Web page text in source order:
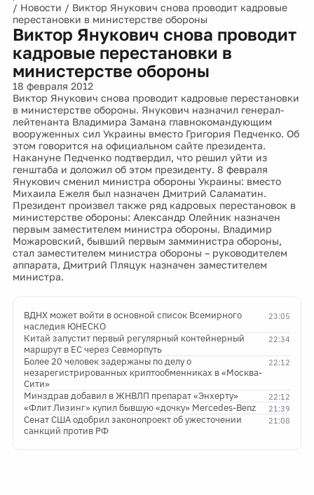
/ Новости / Виктор Янукович снова проводит кадровые
перестановки в министерстве обороны
Виктор Янукович снова проводит
кадровые перестановки в
министерстве обороны
18 февраля 2012
Виктор Янукович снова проводит кадровые перестановки
в министерстве обороны. Янукович назначил генерал-
лейтенанта Владимира Замана главнокомандующим
вооруженных сил Украины вместо Григория Педченко. Об
этом говорится на официальном сайте президента.
Накануне Педченко подтвердил, что решил уйти из
генштаба и доложил об этом президенту. 8 февраля
Янукович сменил министра обороны Украины: вместо
Михаила Ежеля был назначен Дмитрий Саламатин.
Президент произвел также ряд кадровых перестановок в
министерстве обороны: Александр Олейник назначен
первым заместителем министра обороны. Владимир
Можаровский, бывший первым замминистра обороны,
стал заместителем министра обороны – руководителем
аппарата, Дмитрий Пляцук назначен заместителем
министра.
23:05
ВДНХ может войти в основной список Всемирного
наследия ЮНЕСКО
22:34
Китай запустит первый регулярный контейнерный
маршрут в ЕС через Севморпуть
22:12
Более 20 человек задержаны по делу о
незарегистрированных криптообменниках в «Москва-
Сити»
22:12
Минздрав добавил в ЖНВЛП препарат «Энхерту»
21:39
«Флит Лизинг» купил бывшую «дочку» Mercedes-Benz
21:08
Сенат США одобрил законопроект об ужесточении
санкций против РФ